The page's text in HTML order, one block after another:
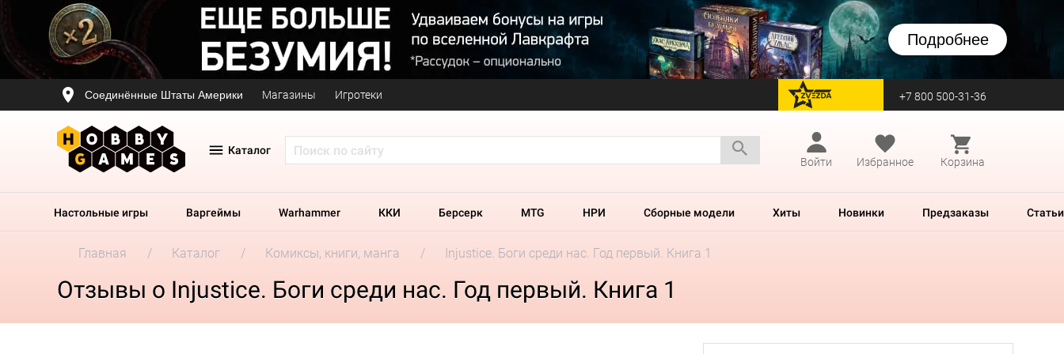
Подробнее
Соединённые Штаты Америки Магазины Игротеки перейти на Zvezda +7 800 500-31-36
Каталог
Войти
Избранное Корзина
Настольные игры Варгеймы Warhammer ККИ Берсерк MTG НРИ Сборные модели Хиты Новинки Предзаказы Статьи
Главная Каталог Комиксы, книги, манга Injustice. Боги среди нас. Год первый. Книга 1
Отзывы о Injustice. Боги среди нас. Год первый. Книга 1